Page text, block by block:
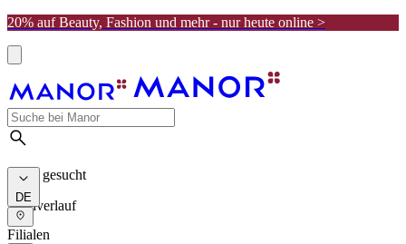
20% auf Beauty, Fashion und mehr - nur heute online >
Meist gesucht
Suchverlauf
DE
Filialen